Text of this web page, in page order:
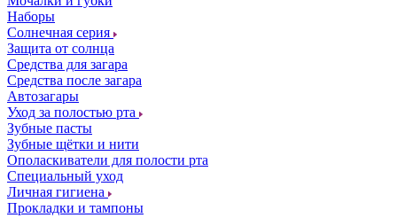
Наборы
Солнечная серия
Защита от солнца
Средства для загара
Средства после загара
Автозагары
Уход за полостью рта
Зубные пасты
Зубные щётки и нити
Ополаскиватели для полости рта
Специальный уход
Личная гигиена
Прокладки и тампоны